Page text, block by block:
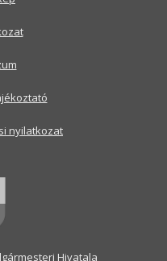
Hivatala
nyilatkozat